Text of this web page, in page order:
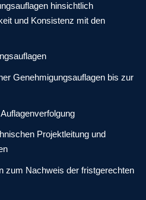
hinsichtlich
und Konsistenz mit den
Genehmigungsauflagen bis zur
Projektleitung und
zum Nachweis der fristgerechten